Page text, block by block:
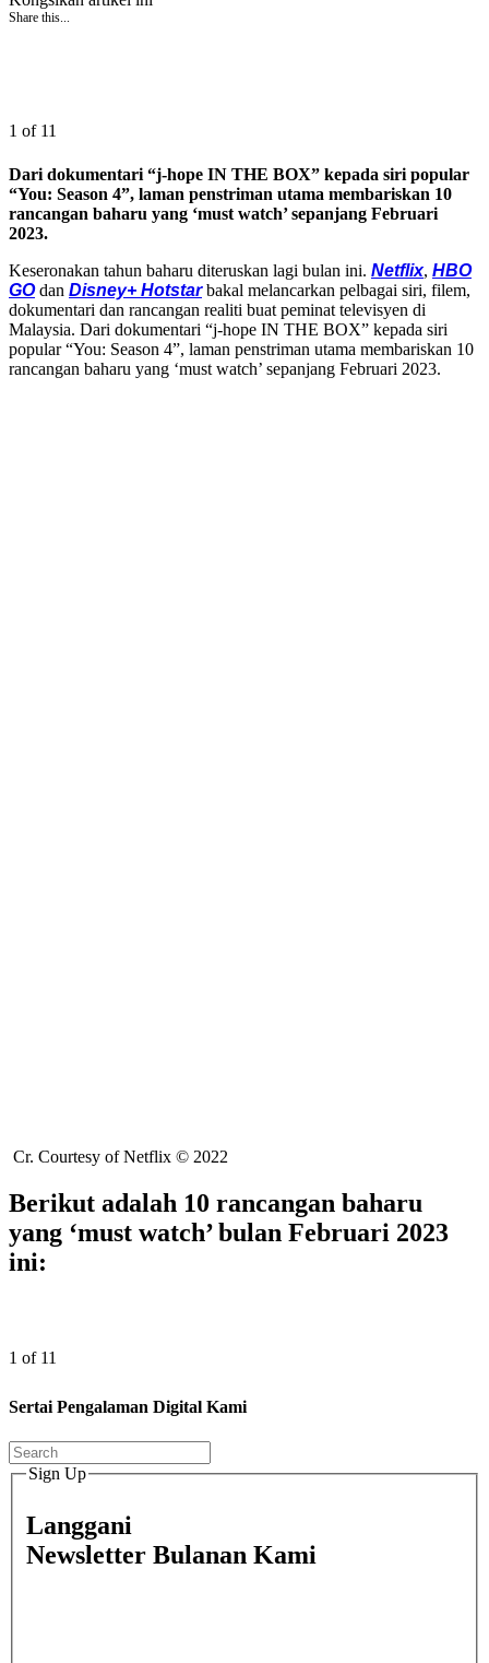
Share this...
1 of 11
Dari dokumentari “j-hope IN THE BOX” kepada siri popular
“You: Season 4”, laman penstriman utama membariskan 10
rancangan baharu yang ‘must watch’ sepanjang Februari
2023.
Keseronakan tahun baharu diteruskan lagi bulan ini. Netflix, HBO
GOdan Disney+ Hotstarbakal melancarkan pelbagai siri, filem,
dokumentari dan rancangan realiti buat peminat televisyen di
Malaysia. Dari dokumentari “j-hope IN THE BOX” kepada siri
popular “You: Season 4”, laman penstriman utama membariskan 10
rancangan baharu yang ‘must watch’ sepanjang Februari 2023.
Cr. Courtesy of Netflix © 2022
Berikut adalah 10 rancangan baharu
yang ‘must watch’ bulan Februari 2023
ini:
1 of 11
Sertai Pengalaman Digital Kami
Sign Up
Langgani
Newsletter Bulanan Kami